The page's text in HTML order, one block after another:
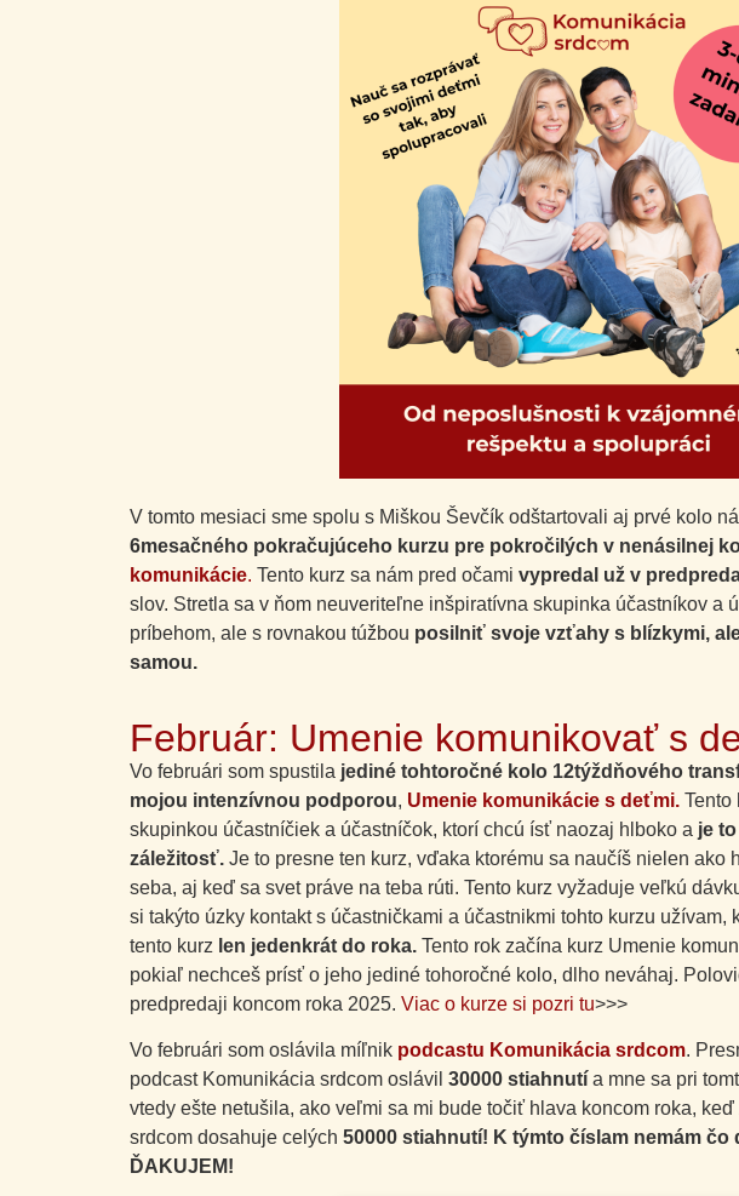
V tomto mesiaci sme spolu s Miškou Ševčík odštartovali aj prvé kolo
6mesačného pokračujúceho kurzu pre pokročilých v nenásilnej
komunikácie. Tento kurz sa nám pred očami vypredal už v
slov. Stretla sa v ňom neuveriteľne inšpiratívna skupinka účastníkov a
príbehom, ale s rovnakou túžbou posilniť svoje vzťahy s blízkymi,
samou.
Február: Umenie komunikovať s
Vo februári som spustila jediné tohtoročné kolo 12týždňového
mojou intenzívnou podporou, Umenie komunikácie s deťmi. Tento
skupinkou účastníčiek a účastníčok, ktorí chcú ísť naozaj hlboko a je
záležitosť. Je to presne ten kurz, vďaka ktorému sa naučíš nielen
seba, aj keď sa svet práve na teba rúti. Tento kurz vyžaduje veľkú
si takýto úzky kontakt s účastničkami a účastnikmi tohto kurzu
tento kurz len jedenkrát do roka. Tento rok začína kurz Umenie
pokiaľ nechceš prísť o jeho jediné tohoročné kolo, dlho neváhaj.
predpredaji koncom roka 2025. Viac o kurze si pozri tu>>>
Vo februári som oslávila míľnik podcastu Komunikácia srdcom.
podcast Komunikácia srdcom oslávil 30000 stiahnutí a mne sa pri
vtedy ešte netušila, ako veľmi sa mi bude točiť hlava koncom roka,
srdcom dosahuje celých 50000 stiahnutí! K týmto číslam nemám
ĎAKUJEM!